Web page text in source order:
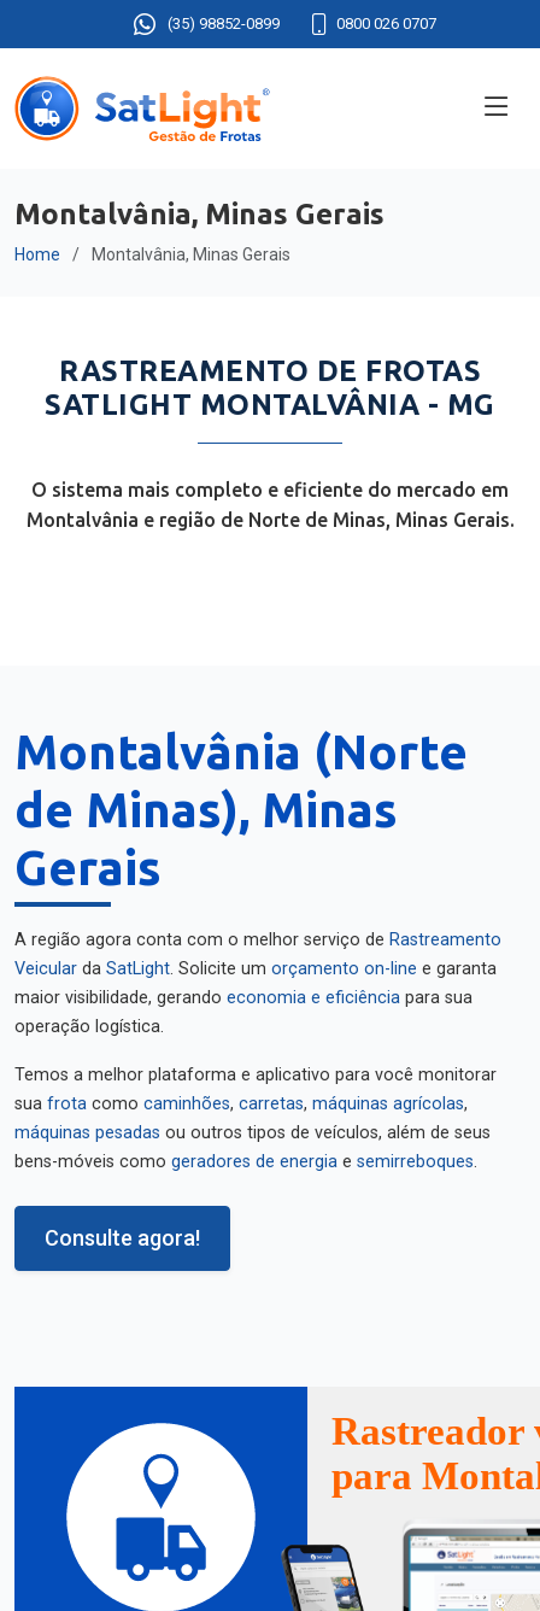
(35) 98852-0899 0800 026 0707
Montalvânia, Minas Gerais
Home Montalvânia, Minas Gerais
RASTREAMENTO DE FROTAS
SATLIGHT MONTALVÂNIA - MG
O sistema mais completo e eficiente do mercado em
Montalvânia e região de Norte de Minas, Minas Gerais.
Montalvânia (Norte
de Minas), Minas
Gerais
A região agora conta com o melhor serviço de Rastreamento
Veicular da SatLight. Solicite um orçamento on-line e garanta
maior visibilidade, gerando economia e eficiência para sua
operação logística.
Temos a melhor plataforma e aplicativo para você monitorar
sua frota como caminhões, carretas, máquinas agrícolas,
máquinas pesadas ou outros tipos de veículos, além de seus
bens-móveis como geradores de energia e semirreboques.
Consulte agora!
Rastreador
para